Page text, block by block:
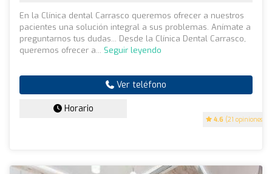
4.6 (21 opiniones)
En la Clínica dental Carrasco queremos ofrecer a nuestros
pacientes una solución integral a sus problemas. Anímate a
preguntarnos tus dudas... Desde la Clínica Dental Carrasco,
queremos ofrecer a... Seguir leyendo
Ver teléfono
Horario